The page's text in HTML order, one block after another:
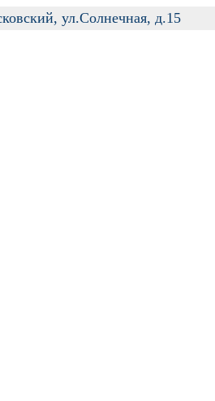
ул.Солнечная, д.15